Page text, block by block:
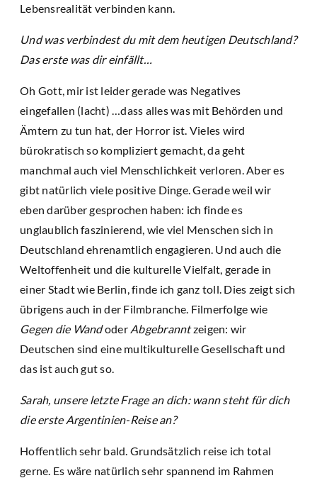
Lebensrealität verbinden kann.
Und was verbindest du mit dem heutigen Deutschland?
Das erste was dir einfällt…
Oh Gott, mir ist leider gerade was Negatives
eingefallen (lacht) …dass alles was mit Behörden und
Ämtern zu tun hat, der Horror ist. Vieles wird
bürokratisch so kompliziert gemacht, da geht
manchmal auch viel Menschlichkeit verloren. Aber es
gibt natürlich viele positive Dinge. Gerade weil wir
eben darüber gesprochen haben: ich finde es
unglaublich faszinierend, wie viel Menschen sich in
Deutschland ehrenamtlich engagieren. Und auch die
Weltoffenheit und die kulturelle Vielfalt, gerade in
einer Stadt wie Berlin, finde ich ganz toll. Dies zeigt sich
übrigens auch in der Filmbranche. Filmerfolge wie
Gegen die Wandoder Abgebranntzeigen: wir
Deutschen sind eine multikulturelle Gesellschaft und
das ist auch gut so.
Sarah, unsere letzte Frage an dich: wann steht für dich
die erste Argentinien-Reise an?
Hoffentlich sehr bald. Grundsätzlich reise ich total
gerne. Es wäre natürlich sehr spannend im Rahmen